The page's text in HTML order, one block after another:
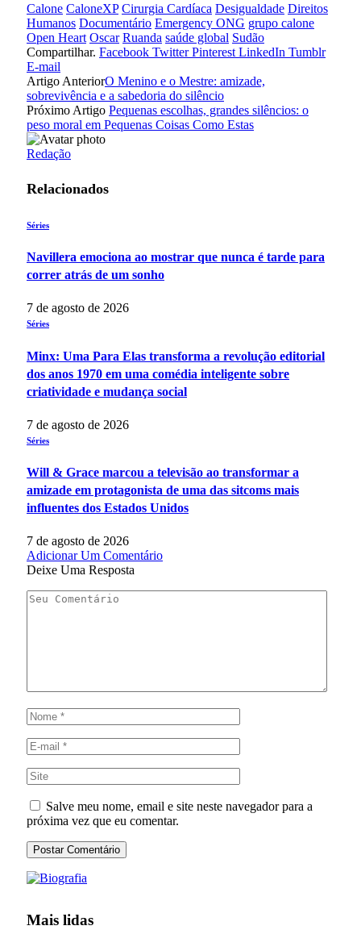
Calone CaloneXP Cirurgia Cardíaca Desigualdade Direitos
Humanos Documentário Emergency ONG grupo calone
Open Heart Oscar Ruanda saúde global Sudão
Compartilhar. Facebook Twitter Pinterest LinkedIn Tumblr
E-mail
Artigo AnteriorO Menino e o Mestre: amizade,
sobrevivência e a sabedoria do silêncio
Próximo Artigo Pequenas escolhas, grandes silêncios: o
peso moral em Pequenas Coisas Como Estas
Redação
Relacionados
Séries
Navillera emociona ao mostrar que nunca é tarde para
correr atrás de um sonho
7 de agosto de 2026
Séries
Minx: Uma Para Elas transforma a revolução editorial
dos anos 1970 em uma comédia inteligente sobre
criatividade e mudança social
7 de agosto de 2026
Séries
Will & Grace marcou a televisão ao transformar a
amizade em protagonista de uma das sitcoms mais
influentes dos Estados Unidos
7 de agosto de 2026
Adicionar Um Comentário
Deixe Uma Resposta
Salve meu nome, email e site neste navegador para a
próxima vez que eu comentar.
Mais lidas